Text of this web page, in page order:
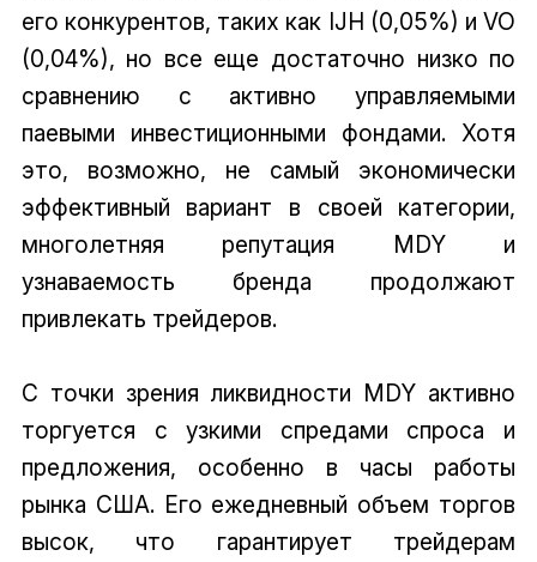
его конкурентов, таких как IJH (0,05%) и VO
(0,04%), но все еще достаточно низко по
сравнению с активно управляемыми
паевыми инвестиционными фондами. Хотя
это, возможно, не самый экономически
эффективный вариант в своей категории,
многолетняя репутация MDY и
узнаваемость бренда продолжают
привлекать трейдеров.
С точки зрения ликвидности MDY активно
торгуется с узкими спредами спроса и
предложения, особенно в часы работы
рынка США. Его ежедневный объем торгов
высок, что гарантирует трейдерам